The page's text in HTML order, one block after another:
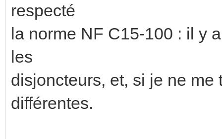
respecté
la norme NF C15-100 : il y
les
disjoncteurs, et, si je ne
différentes.